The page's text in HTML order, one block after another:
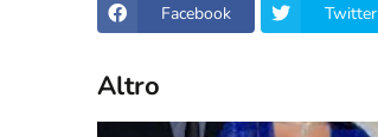
Facebook Twitter
Altro